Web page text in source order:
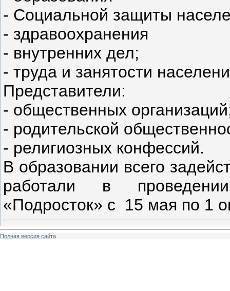
- Социальной защиты
- здравоохранения
- внутренних дел;
- труда и занятости
Представители:
- общественных
- родительской
- религиозных конфессий.
В образовании всего
работали в
«Подросток» с 15 мая по 1
Полная версия сайта